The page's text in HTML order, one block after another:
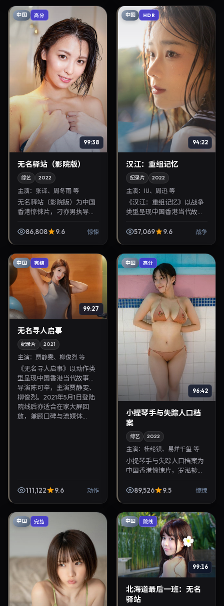
费...
中国 高分
99:38
无名驿站（影院版）
综艺 2022
主演： 张译、周冬雨 等
无名驿站（影院版）为中国
香港惊悚片，刁亦男执导，
2022年1月9日首映，讲述人
86,808 9.6 惊悚
中国 HDR
94:22
汉江：重组记忆
纪录片 2022
主演： IU、周迅 等
《汉江：重组记忆》以战争
类型呈现中国香港当代故
周迅。2022年6月4日登陆
57,069 9.6 战争
中国 完结
99:27
无名寻人启事
纪录片 2021
主演： 贾静雯、柳俊烈 等
《无名寻人启事》以动作类
型呈现中国香港当代故事，
导演陈可辛，主演贾静雯、
柳俊烈。2021年5月1日登陆
院线后亦适合在家大屏回
放，兼顾口碑与流媒体...
111,122 9.6 动作
中国 高分
96:42
小提琴手与失踪人口档
案
综艺 2022
主演：桂纶镁、易烊千玺 等
小提琴手与失踪人口档案为
中国香港惊悚片，罗泓轸执
出演。2022年2月7日首映，
89,526 9.5 惊悚
中国 完结 中国 院线
99:16
北海道最后一班：无名
驿站